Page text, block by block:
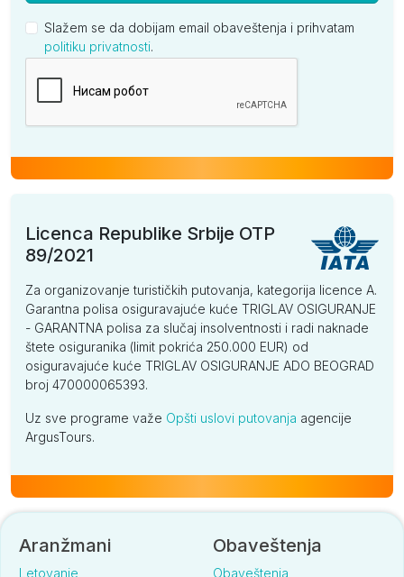
Slažem se da dobijam email obaveštenja i prihvatam
politiku privatnosti.
Licenca Republike Srbije OTP
89/2021
Za organizovanje turističkih putovanja, kategorija licence A.
Garantna polisa osiguravajuće kuće TRIGLAV OSIGURANJE
- GARANTNA polisa za slučaj insolventnosti i radi naknade
štete osiguranika (limit pokrića 250.000 EUR) od
osiguravajuće kuće TRIGLAV OSIGURANJE ADO BEOGRAD
broj 470000065393.
Uz sve programe važe Opšti uslovi putovanja agencije
ArgusTours.
Aranžmani
Letovanje
Obaveštenja
Obaveštenja